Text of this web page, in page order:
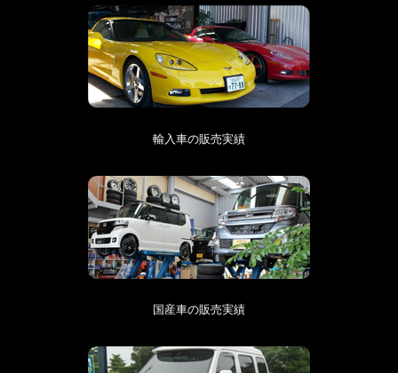
輸入車の販売実績
国産車の販売実績